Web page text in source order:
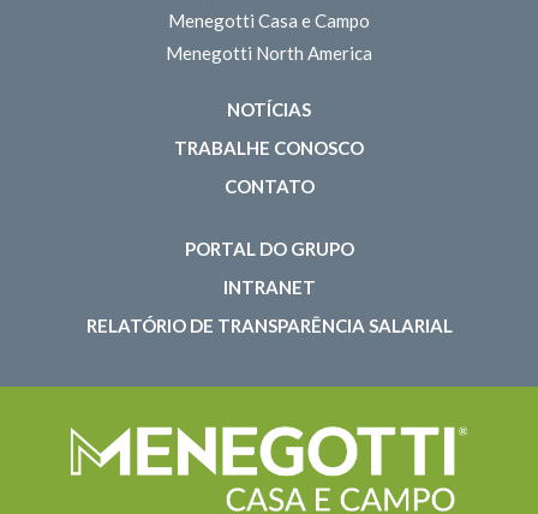
Menegotti Casa e Campo
Menegotti North America
NOTÍCIAS
TRABALHE CONOSCO
CONTATO
PORTAL DO GRUPO
INTRANET
RELATÓRIO DE TRANSPARÊNCIA SALARIAL